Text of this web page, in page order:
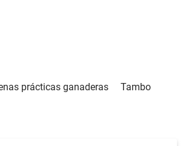
prácticas ganaderas
Tambo